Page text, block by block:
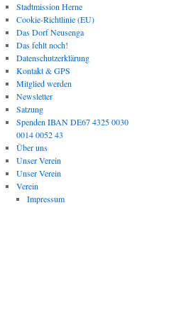
Stadtmission Herne
Cookie-Richtlinie (EU)
Das Dorf Neusenga
Das fehlt noch!
Datenschutzerklärung
Kontakt & GPS
Mitglied werden
Newsletter
Satzung
Spenden IBAN DE67 4325 0030
0014 0052 43
Über uns
Unser Verein
Unser Verein
Verein
Impressum